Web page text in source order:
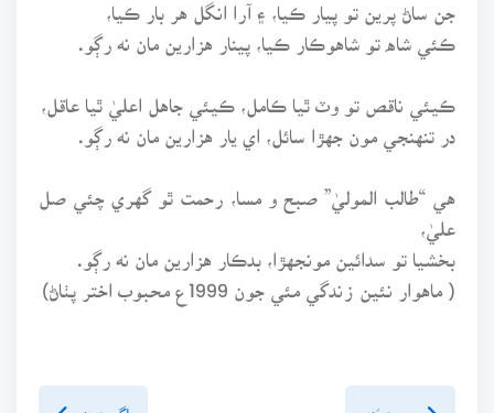
جن ساڻ پرين تو پيار ڪيا، ۽ آرا انگل هر بار ڪيا،
ڪئي شاه تو شاهوڪار ڪيا، پينار هزارين مان نه رڳو.
ڪيئي ناقص تو وٽ ٿيا ڪامل، ڪيئي جاهل اعليٰ ٿيا عاقل،
در تنهنجي مون جهڙا سائل، اي يار هزارين مان نه رڳو.
هي “طالب الموليٰ” صبح و مسا، رحمت ٿو گهري چئي صل
عليٰ،
بخشيا تو سدائين مونجهڙا، بدڪار هزارين مان نه رڳو.
( ماهوار نئين زندگي مئي جون 1999ع محبوب اختر پٺاڻ)
پويون پَنو اڳيون پنو